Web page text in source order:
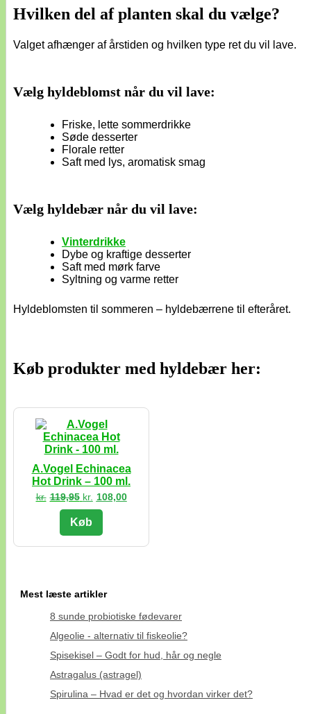
Hvilken del af planten skal du vælge?
Valget afhænger af årstiden og hvilken type ret du vil lave.
Vælg hyldeblomst når du vil lave:
Friske, lette sommerdrikke
Søde desserter
Florale retter
Saft med lys, aromatisk smag
Vælg hyldebær når du vil lave:
Vinterdrikke
Dybe og kraftige desserter
Saft med mørk farve
Syltning og varme retter
Hyldeblomsten til sommeren – hyldebærrene til efteråret.
Køb produkter med hyldebær her:
A.Vogel Echinacea
Hot Drink – 100 ml.
kr. 119,95 Den
oprindelige
pris
var:
kr. 108,00Den
Køb
Mest læste artikler
8 sunde probiotiske fødevarer
Algeolie - alternativ til fiskeolie?
Spisekisel – Godt for hud, hår og negle
Astragalus (astragel)
Spirulina – Hvad er det og hvordan virker det?